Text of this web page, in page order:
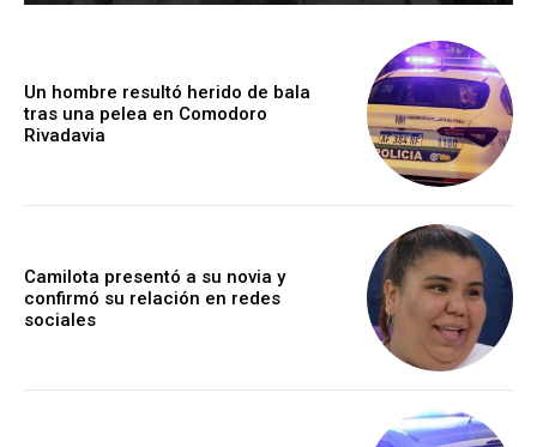
Un hombre resultó herido de bala
tras una pelea en Comodoro
Rivadavia
Camilota presentó a su novia y
confirmó su relación en redes
sociales